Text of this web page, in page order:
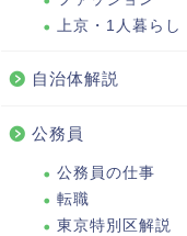
上京・1人暮らし
自治体解説
公務員
公務員の仕事
転職
東京特別区解説